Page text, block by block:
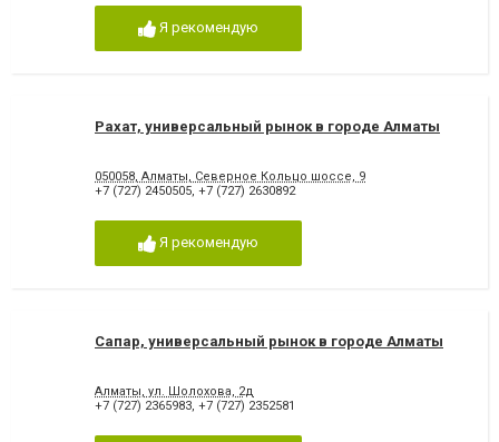
Я рекомендую
Рахат, универсальный рынок в городе Алматы
050058, Алматы, Северное Кольцо шоссе, 9
+7 (727) 2450505, +7 (727) 2630892
Я рекомендую
Сапар, универсальный рынок в городе Алматы
Алматы, ул. Шолохова, 2д
+7 (727) 2365983, +7 (727) 2352581